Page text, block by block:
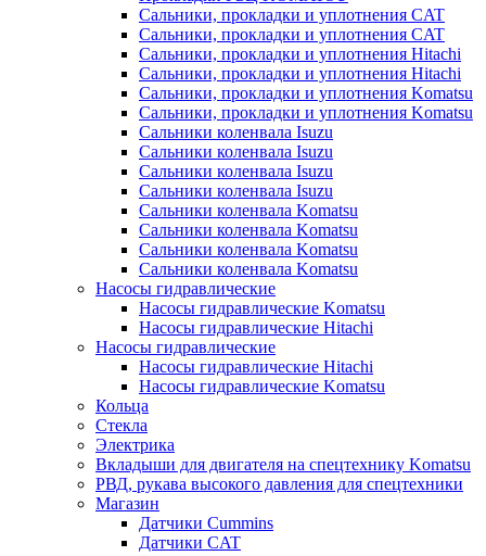
Сальники, прокладки и уплотнения CAT
Сальники, прокладки и уплотнения CAT
Сальники, прокладки и уплотнения Hitachi
Сальники, прокладки и уплотнения Hitachi
Сальники, прокладки и уплотнения Komatsu
Сальники, прокладки и уплотнения Komatsu
Сальники коленвала Isuzu
Сальники коленвала Isuzu
Сальники коленвала Isuzu
Сальники коленвала Isuzu
Сальники коленвала Komatsu
Сальники коленвала Komatsu
Сальники коленвала Komatsu
Сальники коленвала Komatsu
Насосы гидравлические
Насосы гидравлические Komatsu
Насосы гидравлические Hitachi
Насосы гидравлические
Насосы гидравлические Hitachi
Насосы гидравлические Komatsu
Кольца
Стекла
Электрика
Вкладыши для двигателя на спецтехнику Komatsu
РВД, рукава высокого давления для спецтехники
Магазин
Датчики Cummins
Датчики CAT